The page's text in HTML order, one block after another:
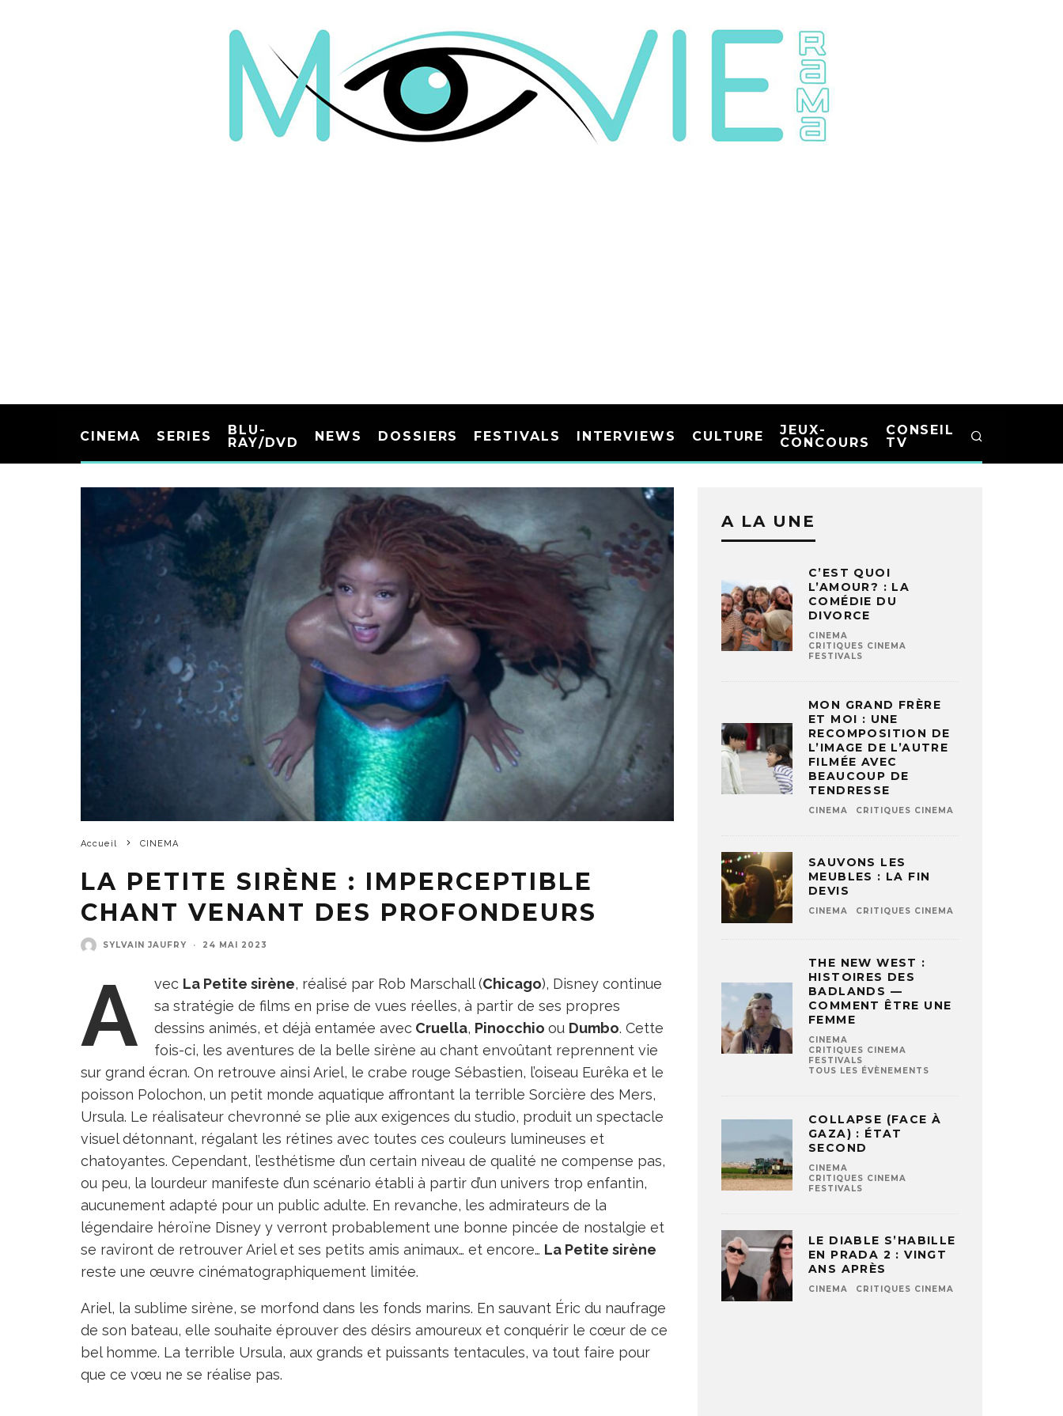
CINEMA SERIES
BLU-
RAY/DVD
NEWS DOSSIERS FESTIVALS INTERVIEWS CULTURE
JEUX-
CONCOURS
CONSEIL
TV
Accueil CINEMA
LA PETITE SIRÈNE : IMPERCEPTIBLE
CHANT VENANT DES PROFONDEURS
SYLVAIN JAUFRY · 24 MAI 2023
A vec La Petite sirène, réalisé par Rob Marschall (Chicago), Disney continue
sa stratégie de films en prise de vues réelles, à partir de ses propres
dessins animés, et déjà entamée avec Cruella, Pinocchio ou Dumbo. Cette
fois-ci, les aventures de la belle sirène au chant envoûtant reprennent vie
sur grand écran. On retrouve ainsi Ariel, le crabe rouge Sébastien, l’oiseau Eurêka et le
poisson Polochon, un petit monde aquatique affrontant la terrible Sorcière des Mers,
Ursula. Le réalisateur chevronné se plie aux exigences du studio, produit un spectacle
visuel détonnant, régalant les rétines avec toutes ces couleurs lumineuses et
chatoyantes. Cependant, l’esthétisme d’un certain niveau de qualité ne compense pas,
ou peu, la lourdeur manifeste d’un scénario établi à partir d’un univers trop enfantin,
aucunement adapté pour un public adulte. En revanche, les admirateurs de la
légendaire héroïne Disney y verront probablement une bonne pincée de nostalgie et
se raviront de retrouver Ariel et ses petits amis animaux… et encore… La Petite sirène
reste une œuvre cinématographiquement limitée.
Ariel, la sublime sirène, se morfond dans les fonds marins. En sauvant Éric du naufrage
de son bateau, elle souhaite éprouver des désirs amoureux et conquérir le cœur de ce
bel homme. La terrible Ursula, aux grands et puissants tentacules, va tout faire pour
que ce vœu ne se réalise pas.
A LA UNE
C’EST QUOI
L’AMOUR? : LA
COMÉDIE DU
DIVORCE
CINEMA
CRITIQUES CINEMA
FESTIVALS
MON GRAND FRÈRE
ET MOI : UNE
RECOMPOSITION DE
L’IMAGE DE L’AUTRE
FILMÉE AVEC
BEAUCOUP DE
TENDRESSE
CINEMA CRITIQUES CINEMA
SAUVONS LES
MEUBLES : LA FIN
DEVIS
CINEMA CRITIQUES CINEMA
THE NEW WEST :
HISTOIRES DES
BADLANDS —
COMMENT ÊTRE UNE
FEMME
CINEMA
CRITIQUES CINEMA
FESTIVALS
TOUS LES ÉVÈNEMENTS
COLLAPSE (FACE À
GAZA) : ÉTAT
SECOND
CINEMA
CRITIQUES CINEMA
FESTIVALS
LE DIABLE S’HABILLE
EN PRADA 2 : VINGT
ANS APRÈS
CINEMA CRITIQUES CINEMA